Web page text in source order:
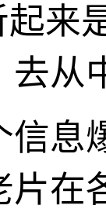
起来
从
信息
片在